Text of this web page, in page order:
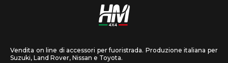
Vendita on line di accessori per fuoristrada. Produzione italiana per
Suzuki, Land Rover, Nissan e Toyota.